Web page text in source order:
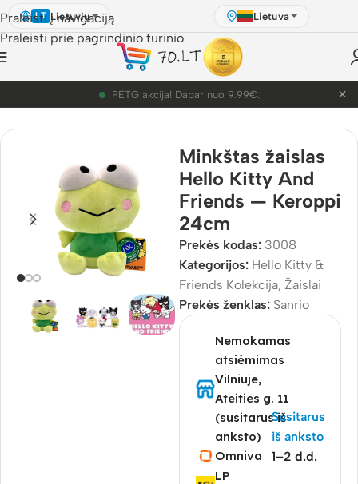
Praleisti į navigaciją
Praleisti prie pagrindinio turinio
LT Lietuvių Lietuva
PETG akcija! Dabar nuo 9.99€. ×
Parduotuvė Žaislai
Minkštas žaislas
Hello Kitty And
Friends — Keroppi
24cm
Prekės kodas: 3008
Kategorijos: Hello Kitty &
Friends Kolekcija, Žaislai
Prekės ženklas: Sanrio
Nemokamas
atsiėmimas
Vilniuje,
Ateities g. 11
(susitarus iš
anksto)
Susitarus
iš anksto
Omniva
1–2 d.d.
LP